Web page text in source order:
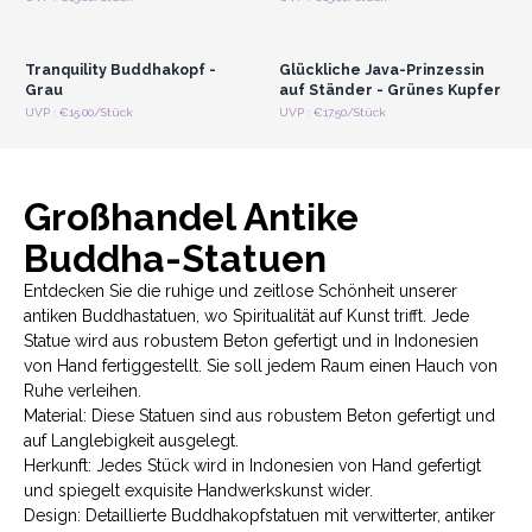
Tranquility Buddhakopf -
Grau
UVP : €15.00/Stück
Glückliche Java-Prinzessin
auf Ständer - Grünes Kupfer
UVP : €17.50/Stück
Großhandel Antike
Buddha-Statuen
Entdecken Sie die ruhige und zeitlose Schönheit unserer
antiken Buddhastatuen, wo Spiritualität auf Kunst trifft. Jede
Statue wird aus robustem Beton gefertigt und in Indonesien
von Hand fertiggestellt. Sie soll jedem Raum einen Hauch von
Ruhe verleihen.
Material: Diese Statuen sind aus robustem Beton gefertigt und
auf Langlebigkeit ausgelegt.
Herkunft: Jedes Stück wird in Indonesien von Hand gefertigt
und spiegelt exquisite Handwerkskunst wider.
Design: Detaillierte Buddhakopfstatuen mit verwitterter, antiker